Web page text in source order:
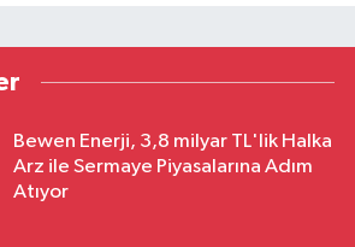
Bewen Enerji, 3,8 milyar TL'lik Halka
Arz ile Sermaye Piyasalarına Adım
Atıyor